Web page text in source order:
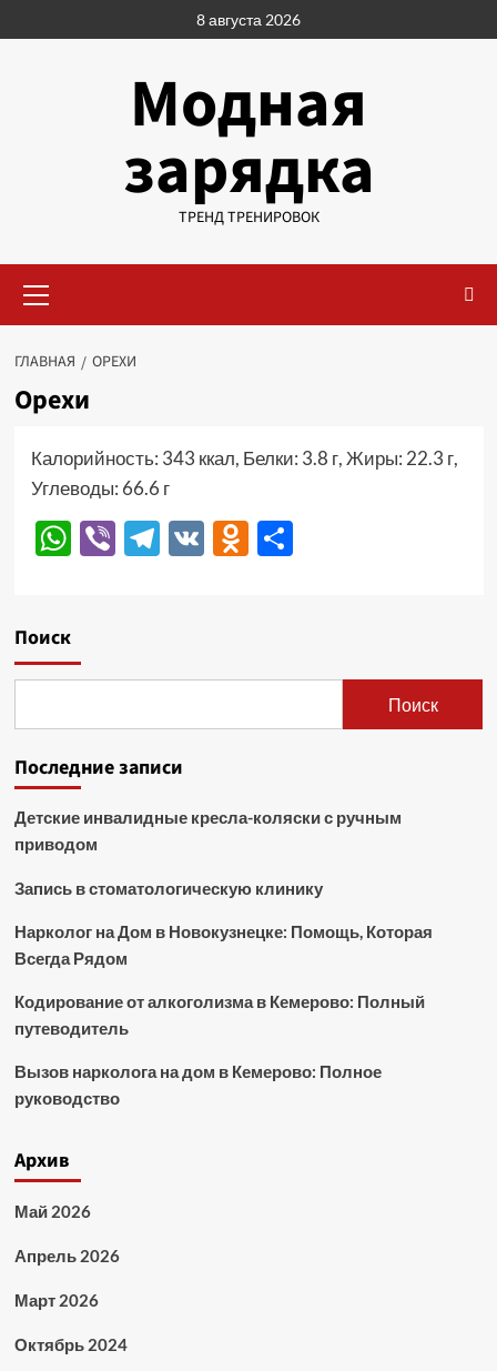
к
8 августа 2026
Модная
зарядка
ТРЕНД ТРЕНИРОВОК
меню
ГЛАВНАЯ ОРЕХИ
Орехи
Калорийность: 343 ккал, Белки: 3.8 г, Жиры: 22.3 г,
Углеводы: 66.6 г
WhatsApp
ViberTelegram
VKOdnoklassniki
Отправить
Поиск
Поиск
Последние записи
Детские инвалидные кресла-коляски с ручным
приводом
Запись в стоматологическую клинику
Нарколог на Дом в Новокузнецке: Помощь, Которая
Всегда Рядом
Кодирование от алкоголизма в Кемерово: Полный
путеводитель
Вызов нарколога на дом в Кемерово: Полное
руководство
Архив
Май 2026
Апрель 2026
Март 2026
Октябрь 2024